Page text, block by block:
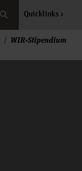
Search Quicklinks
WIR-Stipendium